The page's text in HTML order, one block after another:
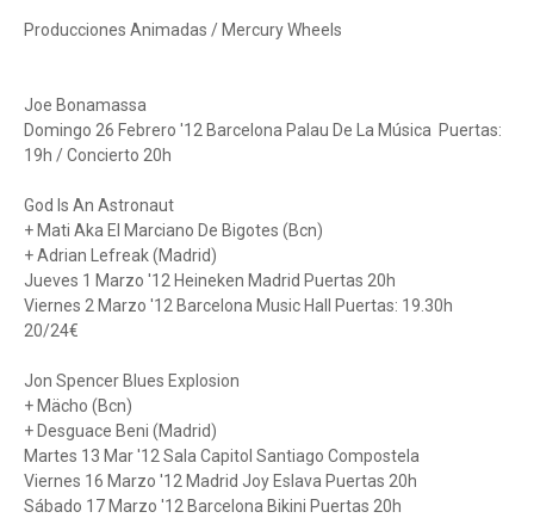
Producciones Animadas / Mercury Wheels
Joe Bonamassa
Domingo 26 Febrero '12 Barcelona Palau De La Música Puertas:
19h / Concierto 20h
God Is An Astronaut
+ Mati Aka El Marciano De Bigotes (Bcn)
+ Adrian Lefreak (Madrid)
Jueves 1 Marzo '12 Heineken Madrid Puertas 20h
Viernes 2 Marzo '12 Barcelona Music Hall Puertas: 19.30h
20/24€
Jon Spencer Blues Explosion
+ Mächo (Bcn)
+ Desguace Beni (Madrid)
Martes 13 Mar '12 Sala Capitol Santiago Compostela
Viernes 16 Marzo '12 Madrid Joy Eslava Puertas 20h
Sábado 17 Marzo '12 Barcelona Bikini Puertas 20h